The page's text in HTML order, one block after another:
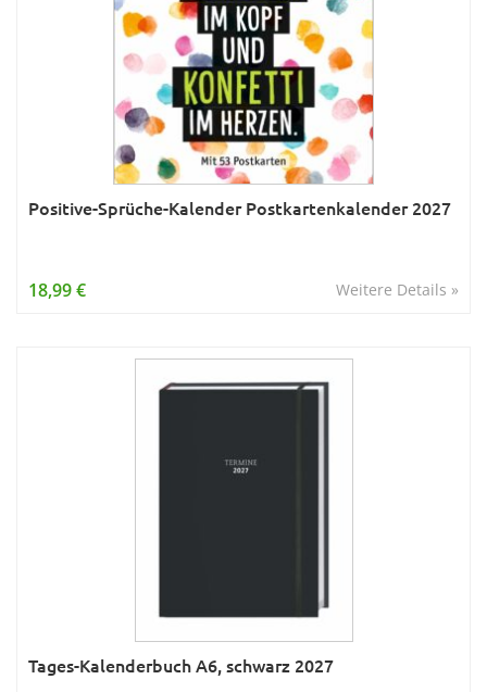
Positive-Sprüche-Kalender Postkartenkalender 2027
Weitere Details »
18,99 €
Tages-Kalenderbuch A6, schwarz 2027